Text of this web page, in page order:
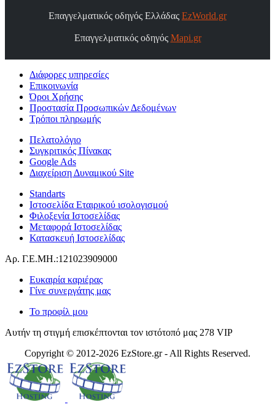
Επαγγελματικός οδηγός Ελλάδας EzWorld.gr
Επαγγελματικός οδηγός Mapi.gr
Διάφορες υπηρεσίες
Επικοινωνία
Όροι Χρήσης
Προστασία Προσωπικών Δεδομένων
Τρόποι πληρωμής
Πελατολόγιο
Συγκριτικός Πίνακας
Google Ads
Διαχείριση Δυναμικού Site
Standarts
Ιστοσελίδα Εταιρικού ισολογισμού
Φιλοξενία Ιστοσελίδας
Μεταφορά Ιστοσελίδας
Κατασκευή Ιστοσελίδας
Αρ. Γ.Ε.ΜΗ.:121023909000
Ευκαιρία καριέρας
Γίνε συνεργάτης μας
Το προφίλ μου
Αυτήν τη στιγμή επισκέπτονται τον ιστότοπό μας 278 VIP
Copyright © 2012-2026 EzStore.gr - All Rights Reserved.